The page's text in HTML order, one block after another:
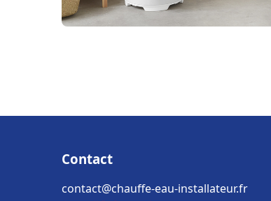
Contact
contact@chauffe-eau-installateur.fr